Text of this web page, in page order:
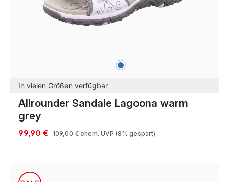
blau
In vielen Größen verfügbar
Allrounder Sandale Lagoona warm
grey
99,90 € 109,00 € ehem. UVP (8% gespart)